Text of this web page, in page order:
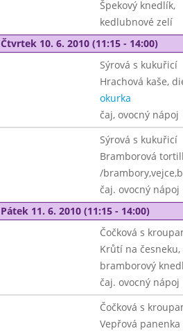
Špekový knedlík,
kedlubnové zelí
Čtvrtek 10. 6. 2010 (11:15 - 14:00)
Sýrová s kukuřicí
Hrachová kaše,
okurka
čaj, ovocný nápoj
Sýrová s kukuřicí
Bramborová
/
čaj. ovocný nápoj
Pátek 11. 6. 2010 (11:15 - 14:00)
Čočková s
Krůtí na
bramborový
čaj. ovocný nápoj
Čočková s
Vepřová